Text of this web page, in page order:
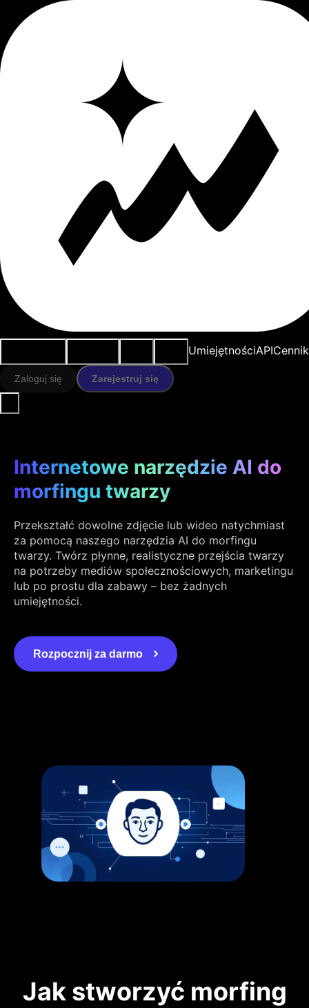
UmiejętnościAPICennik
Zaloguj się Zarejestruj się
Internetowe narzędzie AI do
morfingu twarzy
Przekształć dowolne zdjęcie lub wideo natychmiast
za pomocą naszego narzędzia AI do morfingu
twarzy. Twórz płynne, realistyczne przejścia twarzy
na potrzeby mediów społecznościowych, marketingu
lub po prostu dla zabawy – bez żadnych
umiejętności.
Rozpocznij za darmo
Jak stworzyć morfing